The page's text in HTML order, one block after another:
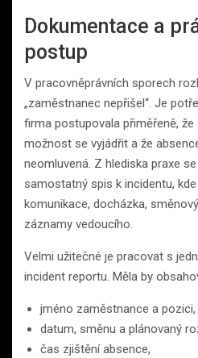
Dokumentace a
postup
V pracovněprávních sporech
„zaměstnanec nepřišel“. Je
firma postupovala přiměřeně,
možnost se vyjádřit a že
neomluvená. Z hlediska praxe
samostatný spis k incidentu,
komunikace, docházka,
záznamy vedoucího.
Velmi užitečné je pracovat s
incident reportu. Měla by
jméno zaměstnance a pozici,
datum, směnu a plánovaný
čas zjištění absence,